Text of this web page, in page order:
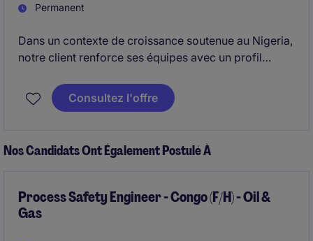
Permanent
Dans un contexte de croissance soutenue au Nigeria,
notre client renforce ses équipes avec un profil
commercial tout en apportant une forte rigueur
financière.
Consultez l'offre
Nos Candidats Ont Également Postulé À
Process Safety Engineer - Congo (F/H) - Oil &
Gas